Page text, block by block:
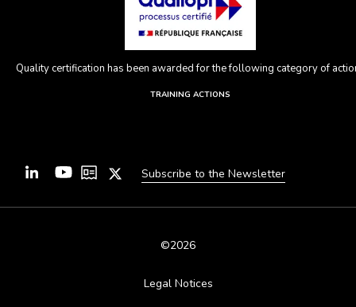
Quality certification has been awarded for the following category of
TRAINING ACTIONS
Subscribe to the Newsletter
©2026
Legal Notices